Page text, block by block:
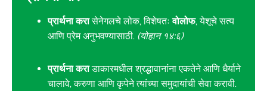
प्रार्थना करासेनेगलचे लोक, विशेषतःवोलोफ, येशूचे सत्य
आणि प्रेम अनुभवण्यासाठी. (योहान १४:६)
प्रार्थना कराडाकारमधील श्रद्धावानांना एकतेने आणि धैर्याने
चालावे, करुणा आणि कृपेने त्यांच्या समुदायांची सेवा करावी.